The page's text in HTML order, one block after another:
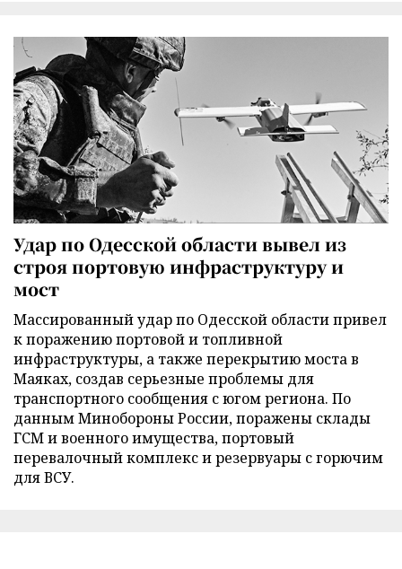
Удар по Одесской области вывел из
строя портовую инфраструктуру и
мост
Массированный удар по Одесской области привел
к поражению портовой и топливной
инфраструктуры, а также перекрытию моста в
Маяках, создав серьезные проблемы для
транспортного сообщения с югом региона. По
данным Минобороны России, поражены склады
ГСМ и военного имущества, портовый
перевалочный комплекс и резервуары с горючим
для ВСУ.